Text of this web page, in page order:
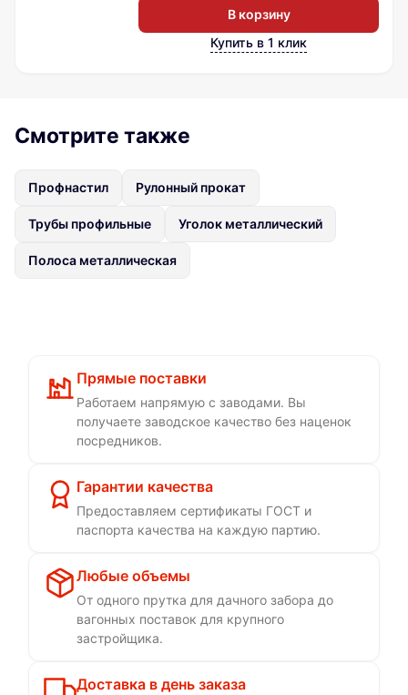
В корзину
Купить в 1 клик
Смотрите также
Профнастил Рулонный прокат
Трубы профильные Уголок металлический
Полоса металлическая
Прямые поставки
Работаем напрямую с заводами. Вы
получаете заводское качество без наценок
посредников.
Гарантии качества
Предоставляем сертификаты ГОСТ и
паспорта качества на каждую партию.
Любые объемы
От одного прутка для дачного забора до
вагонных поставок для крупного
застройщика.
Доставка в день заказа